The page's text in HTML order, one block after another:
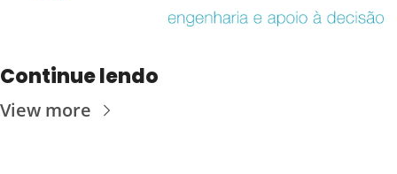
Continue lendo
View more